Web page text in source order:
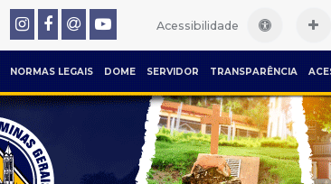
Acessibilidade
NORMAS LEGAIS DOME SERVIDOR TRANSPARÊNCIA